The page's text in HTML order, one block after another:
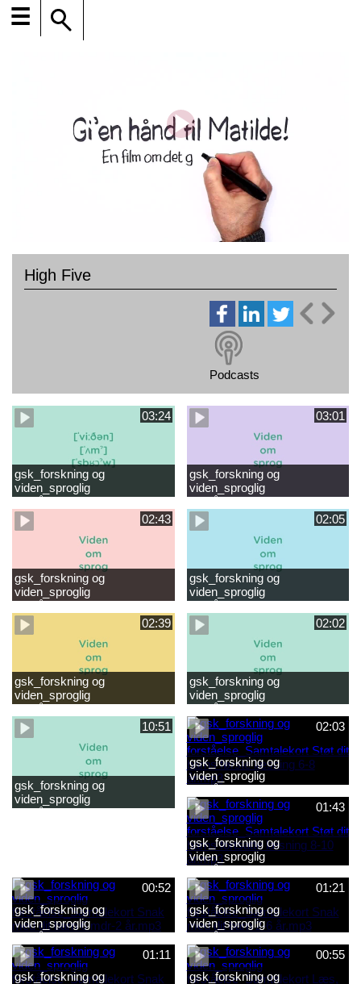
☰
High Five
Podcasts
03:24
gsk_forskning og
viden_sproglig
læsevanskeligheder.mp4
03:01
gsk_forskning og
viden_sproglig
første læsning 6-8 år.mp4
02:43
gsk_forskning og
viden_sproglig
forståelse_Støt dit barns
fortsatte læsning 8-10 år.mp4
02:05
gsk_forskning og
viden_sproglig
forståelse_Snak med dit barn
6 mdr-2 år.mp4
02:39
gsk_forskning og
viden_sproglig
forståelse_Snak med dit barn
2-6 år.mp4
02:02
gsk_forskning og
viden_sproglig
forståelse_Snak med din
baby 0-6 mdr.mp4
10:51
gsk_forskning og
viden_sproglig
forståelse_Barnets sproglige
02:03
gsk_forskning og
viden_sproglig
forståelse_Samtalekort Støt
dit barns første læsning 6-8
år.mp3
01:43
gsk_forskning og
viden_sproglig
forståelse_Samtalekort Støt
dit barns fortsatte læsning 8-
10 år.mp3
00:52
gsk_forskning og
viden_sproglig
forståelse_Samtalekort Snak
med dit barn 6 mdr-2 år.mp3
01:21
gsk_forskning og
viden_sproglig
forståelse_Samtalekort Snak
med dit barn 2-6 år.mp3
01:11
gsk_forskning og
00:55
gsk_forskning og